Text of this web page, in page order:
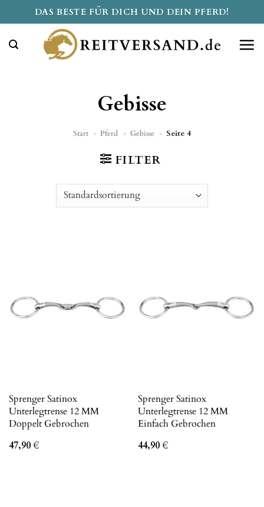
Inhalt
springen
DAS BESTE FÜR DICH UND DEIN PFERD!
Gebisse
Start » Pferd » Gebisse » Seite 4
FILTER
Sprenger Satinox
Unterlegtrense 12 MM
Doppelt Gebrochen
47,90€
Sprenger Satinox
Unterlegtrense 12 MM
Einfach Gebrochen
44,90€